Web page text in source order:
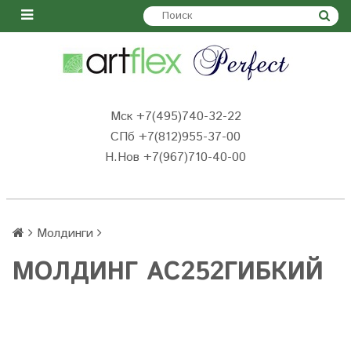
Мск +7(495)740-32-22
СПб +7(812)955-37-00
Н.Нов +7(967)710-40-00
Молдинги
МОЛДИНГ AC252ГИБКИЙ